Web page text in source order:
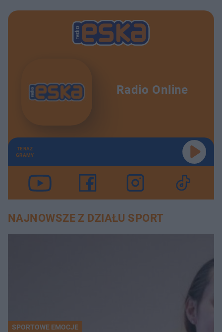
Radio Online
TERAZ
GRAMY
NAJNOWSZE Z DZIAŁU SPORT
SPORTOWE EMOCJE